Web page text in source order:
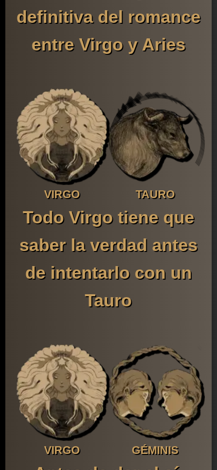
definitiva del romance
entre Virgo y Aries
VIRGO TAURO
Todo Virgo tiene que
saber la verdad antes
de intentarlo con un
Tauro
VIRGO GÉMINIS